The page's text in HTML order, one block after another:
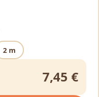
2 m
7,45 €